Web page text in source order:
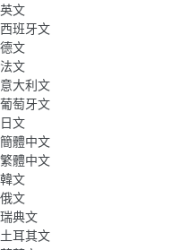
英文
西班牙文
德文
法文
意大利文
葡萄牙文
日文
簡體中文
繁體中文
韓文
俄文
瑞典文
土耳其文